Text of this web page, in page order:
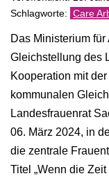
Care
Das Ministerium
Gleichstellung des
Kooperation mit
kommunalen
Landesfrauenrat
06. März 2024, in
die zentrale
Titel „Wenn die